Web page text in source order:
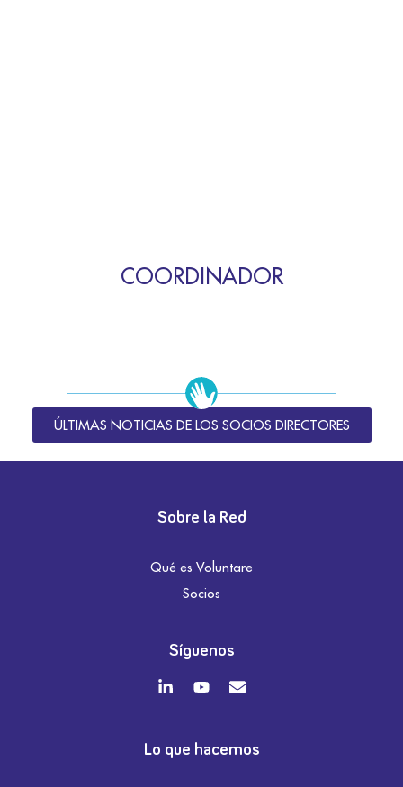
COORDINADOR
ÚLTIMAS NOTICIAS DE LOS SOCIOS DIRECTORES
Sobre la Red
Qué es Voluntare
Socios
Síguenos
Lo que hacemos